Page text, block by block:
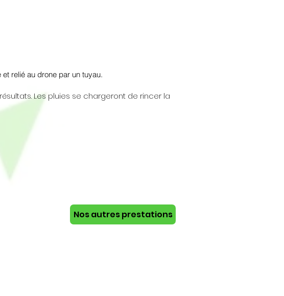
relié au drone par un tuyau.
Les pluies se chargeront de rincer la
Nos autres prestations